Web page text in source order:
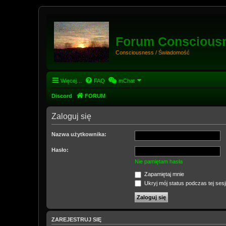
Forum
Consciousness / Świadomość
Więcej… FAQ mChat
Discord FORUM
Zaloguj się
Nazwa użytkownika:
Hasło:
Nie pamiętam hasła
Zapamiętaj mnie
Ukryj mój status podczas tej sesji
ZAREJESTRUJ SIĘ